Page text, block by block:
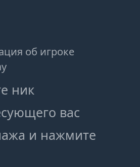
об игроке
ник
вас
и нажмите